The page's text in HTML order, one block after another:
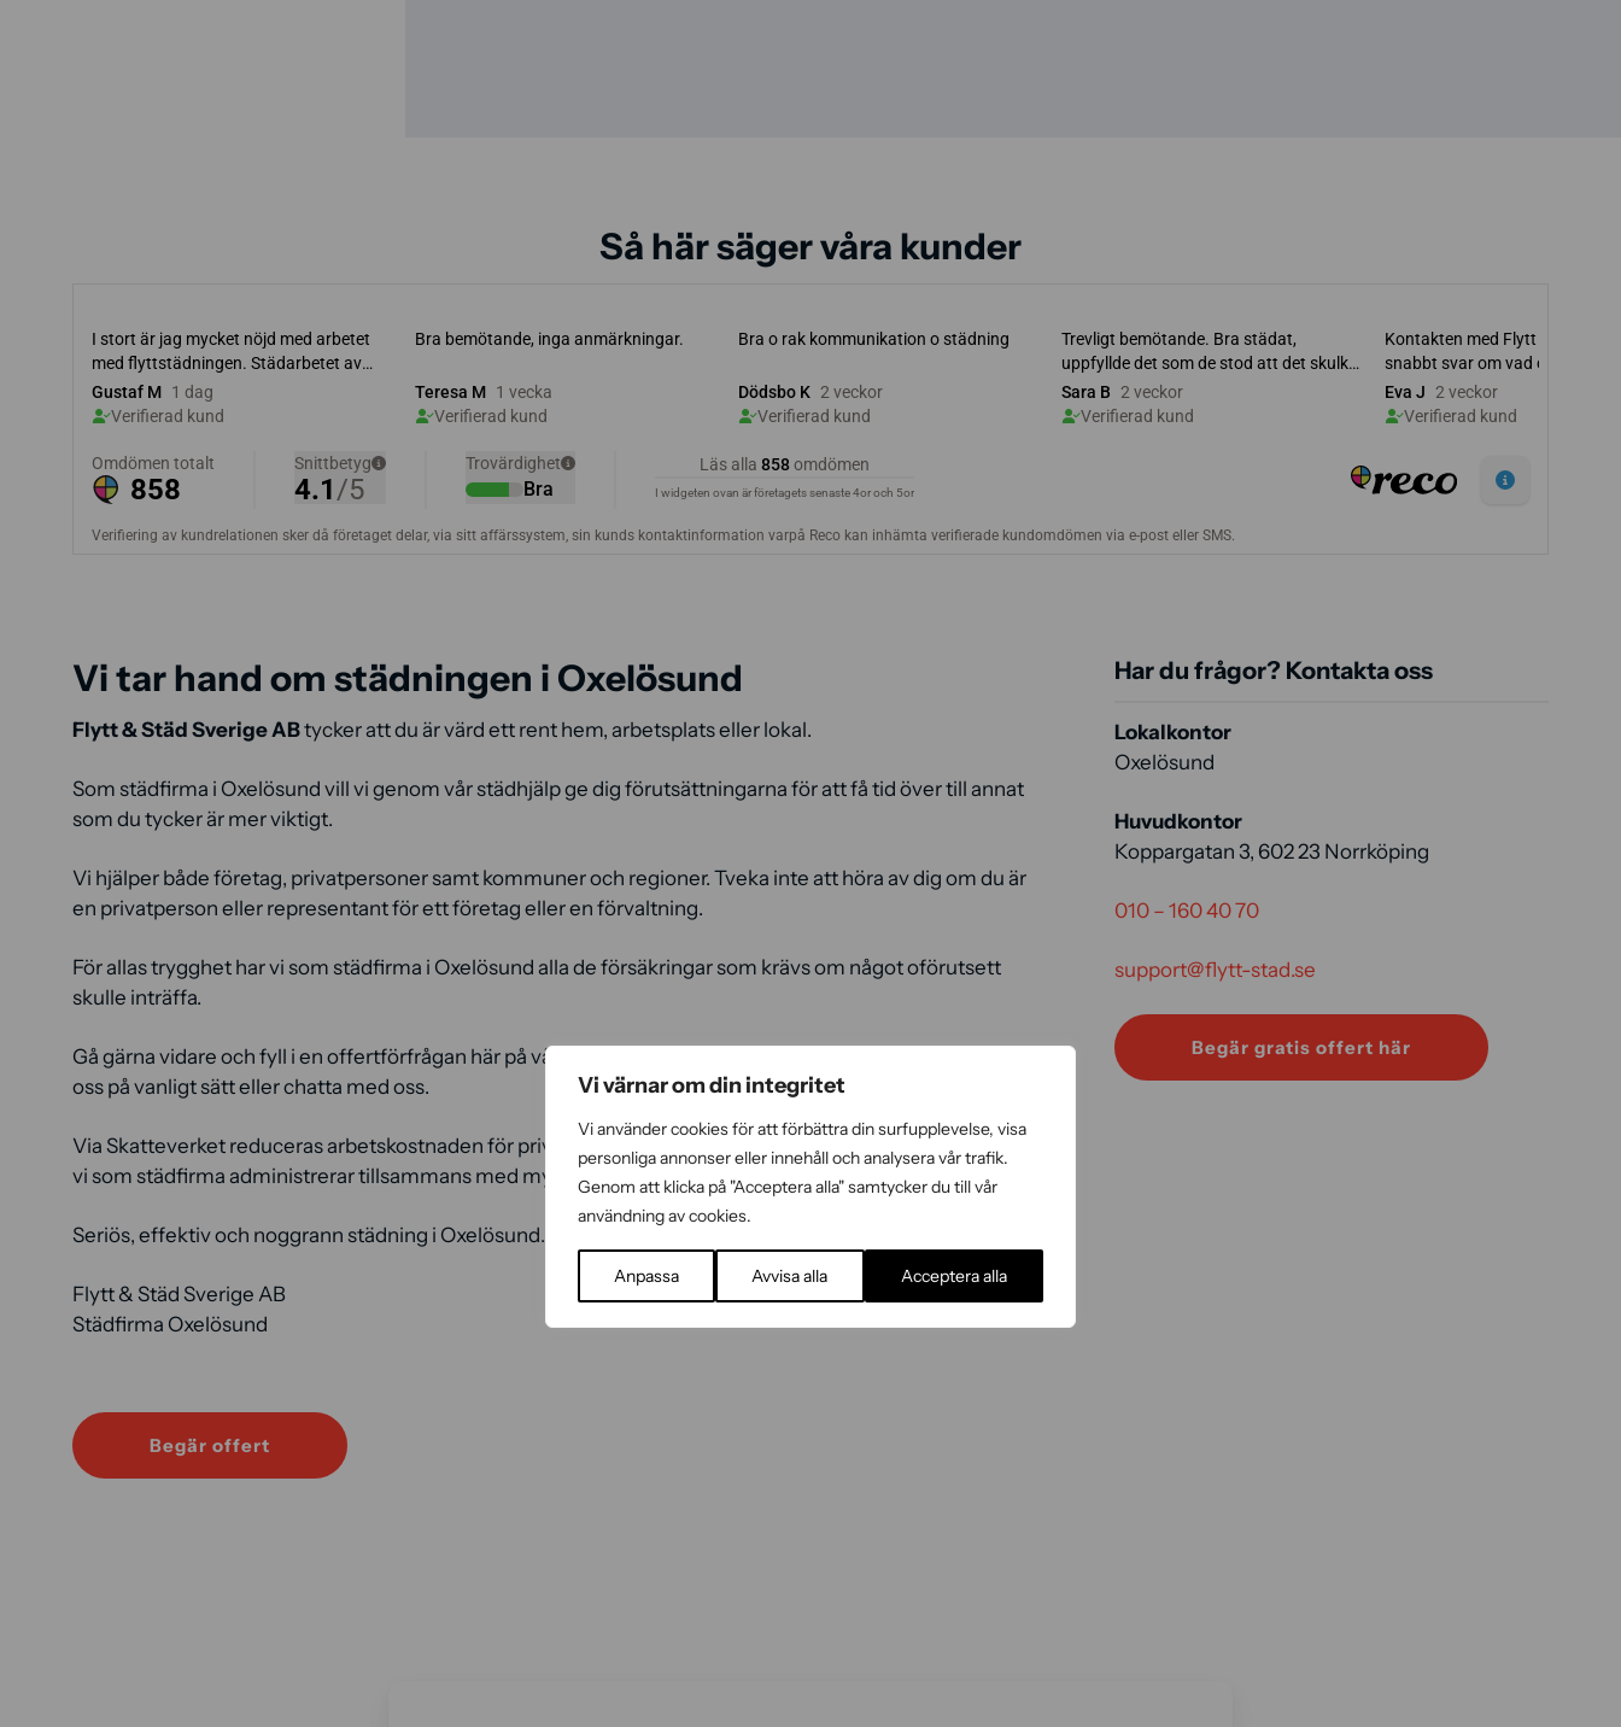
Vi värnar om din integritet
Vi använder cookies för att förbättra din surfupplevelse, visa
personliga annonser eller innehåll och analysera vår trafik.
Genom att klicka på "Acceptera alla" samtycker du till vår
användning av cookies.
Anpassa Avvisa alla Acceptera alla
Så här säger våra kunder
Har du frågor? Kontakta oss
Lokalkontor
Oxelösund
Huvudkontor
Koppargatan 3, 602 23 Norrköping
010 – 160 40 70
support@flytt-stad.se
Begär gratis offert här
Vi tar hand om städningen i Oxelösund
Flytt & Städ Sverige ABtycker att du är värd ett rent hem, arbetsplats eller lokal.
Som städfirma i Oxelösund vill vi genom vår städhjälp ge dig förutsättningarna för att få tid över till annat
som du tycker är mer viktigt.
Vi hjälper både företag, privatpersoner samt kommuner och regioner. Tveka inte att höra av dig om du är
en privatperson eller representant för ett företag eller en förvaltning.
För allas trygghet har vi som städfirma i Oxelösund alla de försäkringar som krävs om något oförutsett
skulle inträffa.
Gå gärna vidare och fyll i en offertförfrågan här på vår hemsida. Det går också bra att ringa oss, mejla till
oss på vanligt sätt eller chatta med oss.
Via Skatteverket reduceras arbetskostnaden för privatpersoner med 50% tack vare RUT-avdraget, vilket
vi som städfirma administrerar tillsammans med myndigheten.
Seriös, effektiv och noggrann städning i Oxelösund.
Flytt & Städ Sverige AB
Städfirma Oxelösund
Begär offert